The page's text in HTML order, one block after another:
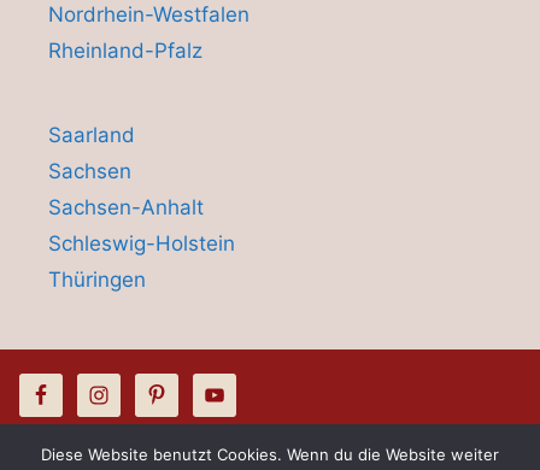
Nordrhein-Westfalen
Rheinland-Pfalz
Saarland
Sachsen
Sachsen-Anhalt
Schleswig-Holstein
Thüringen
Diese Website benutzt Cookies. Wenn du die Website weiter